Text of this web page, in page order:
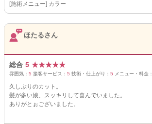
[施術メニュー] カラー
ほたるさん
総合 5 ★★★★★
雰囲気： 5 接客サービス： 5 技術・仕上がり： 5 メニュー・料金：
久しぶりのカット。
髪が多い娘、スッキリして喜んでいました。
ありがとぉございました。